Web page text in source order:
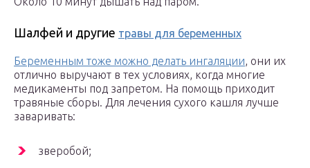
Шалфей и другие травы для беременных
Беременным тоже можно делать ингаляции, они их
отлично выручают в тех условиях, когда многие
медикаменты под запретом. На помощь приходит
травяные сборы. Для лечения сухого кашля лучше
заваривать:
зверобой;